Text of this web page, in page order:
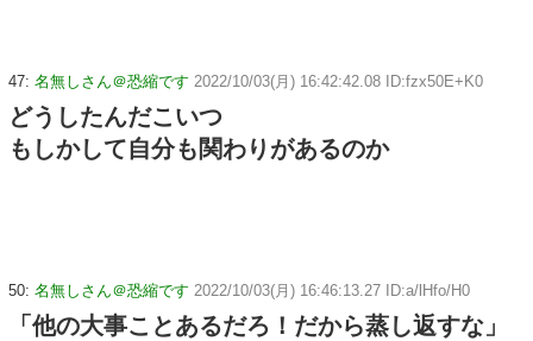
47: 名無しさん＠恐縮です 2022/10/03(月) 16:42:42.08 ID:fzx50E+K0
どうしたんだこいつ
もしかして自分も関わりがあるのか
50: 名無しさん＠恐縮です 2022/10/03(月) 16:46:13.27 ID:a/lHfo/H0
「他の大事ことあるだろ！だから蒸し返すな」